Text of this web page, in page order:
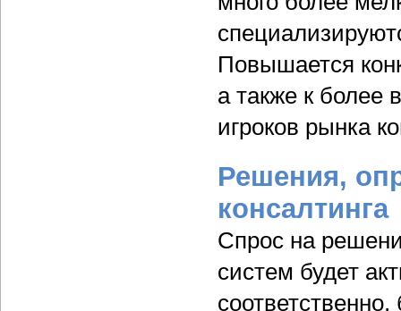
Повышается
а также к более
игроков рынка
Решения,
консалтинга
Спрос на
систем будет